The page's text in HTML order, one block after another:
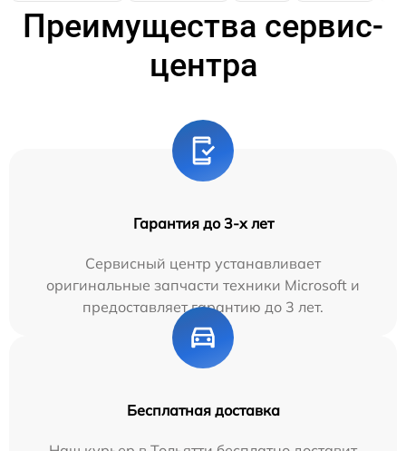
Преимущества сервис-
центра
Гарантия до 3-х лет
Сервисный центр устанавливает
оригинальные запчасти техники Microsoft и
предоставляет гарантию до 3 лет.
Бесплатная доставка